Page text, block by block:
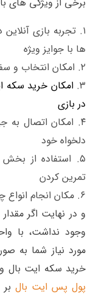
تجربه بازی
ها با جوایز ویژه
امکان انتخاب و
امکان خرید سکه
در بازی
امکان اتصال به
دلخواه خود
استفاده از
تمرین کردن
مکان انجام
وجود نداشت، با
مورد نیاز شما به
خرید سکه ایت بال و
پول پس ایت بالبر